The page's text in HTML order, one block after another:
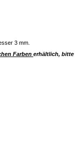
3 mm.
Farben erhältlich, bitte